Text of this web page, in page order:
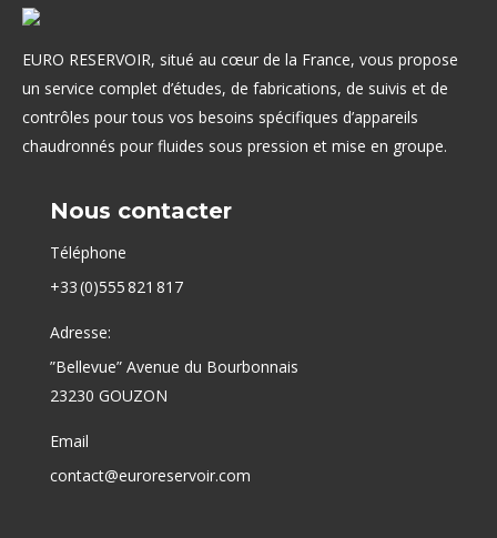
EURO RESERVOIR, situé au cœur de la France, vous propose
un service complet d’études, de fabrications, de suivis et de
contrôles pour tous vos besoins spécifiques d’appareils
chaudronnés pour fluides sous pression et mise en groupe.
Nous contacter
Téléphone
+33 (0)555 821 817
Adresse:
”Bellevue” Avenue du Bourbonnais
23230 GOUZON
Email
contact@euroreservoir.com